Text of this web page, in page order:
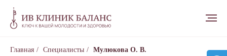
Главная / Специалисты / Мулюкова О. В.